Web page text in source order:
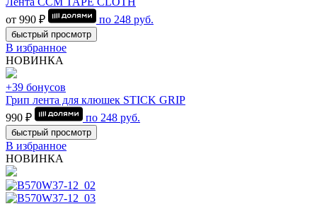
от 990 ₽
по 248 руб.
быстрый просмотр
В избранное
НОВИНКА
+39 бонусов
Грип лента для клюшек STICK GRIP
990 ₽
по 248 руб.
быстрый просмотр
В избранное
НОВИНКА